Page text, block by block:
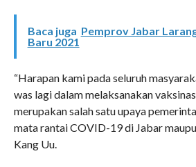
Baca juga Pemprov Jabar
Baru 2021
“Harapan kami pada seluruh
was lagi dalam melaksanakan
merupakan salah satu upaya
mata rantai COVID-19 di Jabar
Kang Uu.